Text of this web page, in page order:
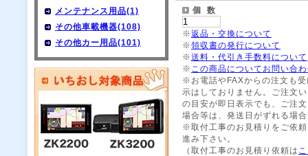
メンテナンス用品(1)
その他車載機器(108)
その他カー用品(101)
個 数
※返品・交換について
※領収書の発行について
※送料・代引き手数料について
※ この商品についてお問い合
※お電話やFAXからの注文も
示はしておりません。ご注文
の目安が即日表示でも、ご注
場合等は、発送日がずれる場
※取付工事のお見積りをご依
進み下さい。
（取付工事のお見積り依頼は